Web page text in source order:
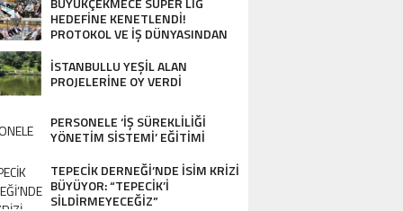
HEDEFİNE KENETLENDİ!
PROTOKOL VE İŞ DÜNYASINDAN
DESTEK…
İSTANBULLU YEŞİL ALAN
PROJELERİNE OY VERDİ
PERSONELE ‘İŞ SÜREKLİLİĞİ
YÖNETİM SİSTEMİ’ EĞİTİMİ
TEPECİK DERNEĞİ’NDE İSİM KRİZİ
BÜYÜYOR: “TEPECİK’İ
SİLDİRMEYECEĞİZ”